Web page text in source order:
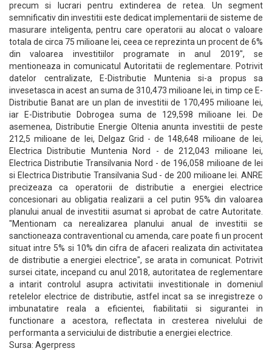
precum si lucrari pentru extinderea de retea. Un segment
semnificativ din investitii este dedicat implementarii de sisteme de
masurare inteligenta, pentru care operatorii au alocat o valoare
totala de circa 75 milioane lei, ceea ce reprezinta un procent de 6%
din valoarea investitiilor programate in anul 2019", se
mentioneaza in comunicatul Autoritatii de reglementare. Potrivit
datelor centralizate, E-Distributie Muntenia si-a propus sa
invesetasca in acest an suma de 310,473 milioane lei, in timp ce E-
Distributie Banat are un plan de investitii de 170,495 milioane lei,
iar E-Distributie Dobrogea suma de 129,598 milioane lei. De
asemenea, Distributie Energie Oltenia anunta investitii de peste
212,5 milioane de lei, Delgaz Grid - de 148,648 milioane de lei,
Electrica Distributie Muntenia Nord - de 212,043 milioane lei,
Electrica Distributie Transilvania Nord - de 196,058 milioane de lei
si Electrica Distributie Transilvania Sud - de 200 milioane lei. ANRE
precizeaza ca operatorii de distributie a energiei electrice
concesionari au obligatia realizarii a cel putin 95% din valoarea
planului anual de investitii asumat si aprobat de catre Autoritate.
"Mentionam ca nerealizarea planului anual de investitii se
sanctioneaza contraventional cu amenda, care poate fi un procent
situat intre 5% si 10% din cifra de afaceri realizata din activitatea
de distributie a energiei electrice", se arata in comunicat. Potrivit
sursei citate, incepand cu anul 2018, autoritatea de reglementare
a intarit controlul asupra activitatii investitionale in domeniul
retelelor electrice de distributie, astfel incat sa se inregistreze o
imbunatatire reala a eficientei, fiabilitatii si sigurantei in
functionare a acestora, reflectata in cresterea nivelului de
performanta a serviciului de distributie a energiei electrice.
Sursa: Agerpress